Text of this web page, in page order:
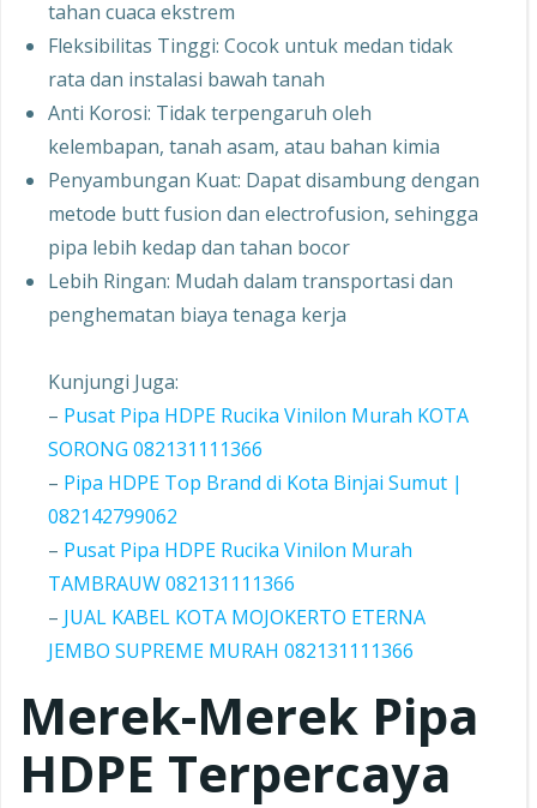
tahan cuaca ekstrem
Fleksibilitas Tinggi: Cocok untuk medan tidak
rata dan instalasi bawah tanah
Anti Korosi: Tidak terpengaruh oleh
kelembapan, tanah asam, atau bahan kimia
Penyambungan Kuat: Dapat disambung dengan
metode butt fusion dan electrofusion, sehingga
pipa lebih kedap dan tahan bocor
Lebih Ringan: Mudah dalam transportasi dan
penghematan biaya tenaga kerja
Kunjungi Juga:
– Pusat Pipa HDPE Rucika Vinilon Murah KOTA
SORONG 082131111366
– Pipa HDPE Top Brand di Kota Binjai Sumut |
082142799062
– Pusat Pipa HDPE Rucika Vinilon Murah
TAMBRAUW 082131111366
– JUAL KABEL KOTA MOJOKERTO ETERNA
JEMBO SUPREME MURAH 082131111366
Merek-Merek Pipa
HDPE Terpercaya